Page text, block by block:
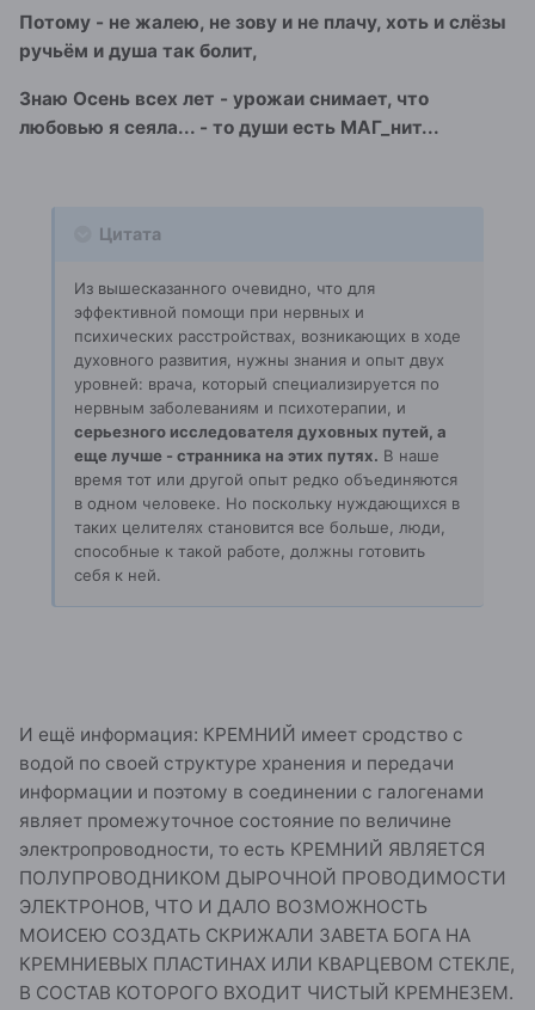
Потому - не жалею, не зову и не плачу, хоть и слёзы
ручьём и душа так болит,
Знаю Осень всех лет - урожаи снимает, что
любовью я сеяла... - то души есть МАГ_нит...
Цитата
Из вышесказанного очевидно, что для
эффективной помощи при нервных и
психических расстройствах, возникающих в ходе
духовного развития, нужны знания и опыт двух
уровней: врача, который специализируется по
нервным заболеваниям и психотерапии, и
серьезного исследователя духовных путей, а
еще лучше - странника на этих путях. В наше
время тот или другой опыт редко объединяются
в одном человеке. Но поскольку нуждающихся в
таких целителях становится все больше, люди,
способные к такой работе, должны готовить
себя к ней.
И ещё информация: КРЕМНИЙ имеет сродство с
водой по своей структуре хранения и передачи
информации и поэтому в соединении с галогенами
являет промежуточное состояние по величине
электропроводности, то есть КРЕМНИЙ ЯВЛЯЕТСЯ
ПОЛУПРОВОДНИКОМ ДЫРОЧНОЙ ПРОВОДИМОСТИ
ЭЛЕКТРОНОВ, ЧТО И ДАЛО ВОЗМОЖНОСТЬ
МОИСЕЮ СОЗДАТЬ СКРИЖАЛИ ЗАВЕТА БОГА НА
КРЕМНИЕВЫХ ПЛАСТИНАХ ИЛИ КВАРЦЕВОМ СТЕКЛЕ,
В СОСТАВ КОТОРОГО ВХОДИТ ЧИСТЫЙ КРЕМНЕЗЕМ.